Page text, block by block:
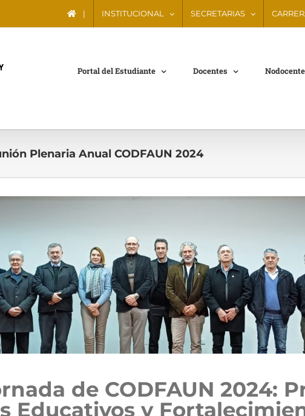
| INSTITUCIONAL SECRETARIAS
Portal del Estudiante Docentes
Plenaria Anual CODFAUN 2024
de CODFAUN 2024:
Educativos y